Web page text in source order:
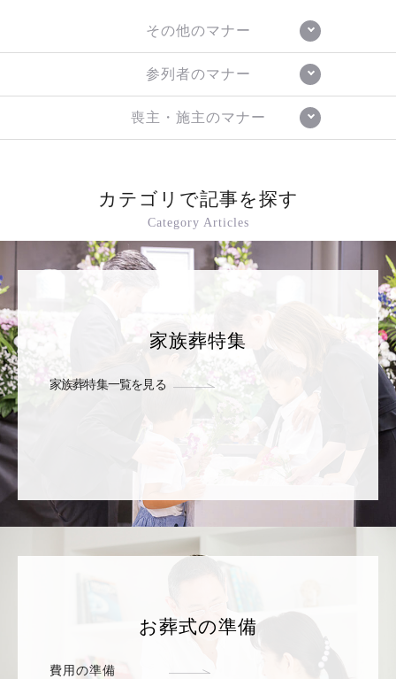
その他のマナー
参列者のマナー
喪主・施主のマナー
カテゴリで記事を探す
Category Articles
家族葬特集
家族葬特集一覧を見る
お葬式の準備
費用の準備